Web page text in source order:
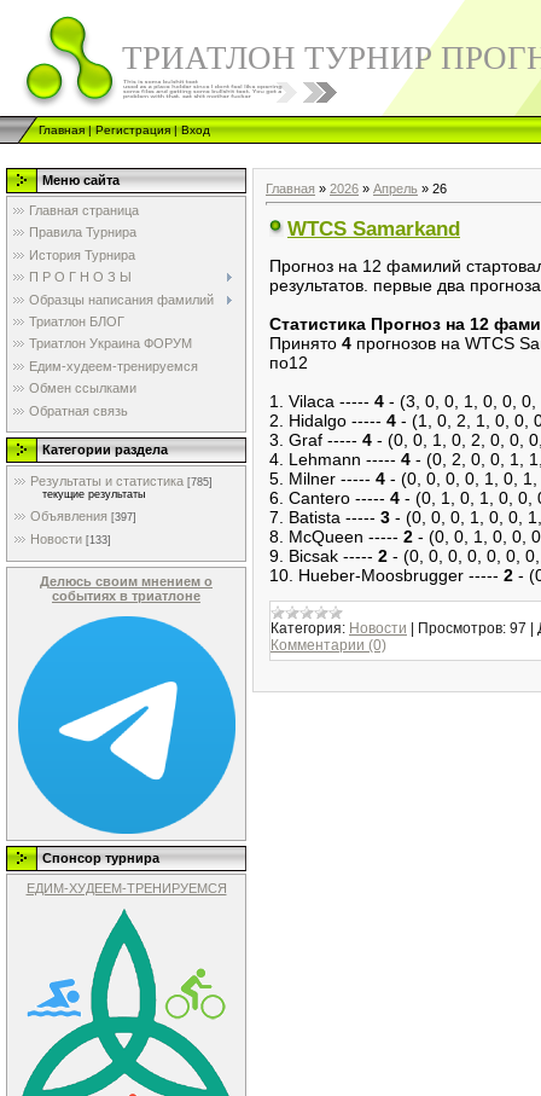
ТРИАТЛОН ТУРНИР
Главная|Регистрация|Вход
Меню сайта
Главная страница
Правила Турнира
История Турнира
П Р О Г Н О З Ы
Образцы написания фамилий
Триатлон БЛОГ
Триатлон Украина ФОРУМ
Едим-худеем-тренируемся
Обмен ссылками
Обратная связь
Категории раздела
Результаты и статистика [785]
текущие результаты
Объявления [397]
Новости [133]
Делюсь своим мнением о
событиях в триатлоне
Спонсор турнира
ЕДИМ-ХУДЕЕМ-ТРЕНИРУЕМСЯ
Главная » 2026 » Апрель » 26
WTCS Samarkand
Прогноз на 12 фамилий
результатов. первые два
Cтатистика Прогноз на 12
Принято 4 прогнозов на WTCS
по12
1. Vilaca ----- 4 - (3, 0, 0, 1, 0, 0,
2. Hidalgo ----- 4 - (1, 0, 2, 1, 0, 0,
3. Graf ----- 4 - (0, 0, 1, 0, 2, 0, 0,
4. Lehmann ----- 4 - (0, 2, 0, 0, 1,
5. Milner ----- 4 - (0, 0, 0, 0, 1, 0,
6. Cantero ----- 4 - (0, 1, 0, 1, 0, 0,
7. Batista ----- 3 - (0, 0, 0, 1, 0, 0,
8. McQueen ----- 2 - (0, 0, 1, 0, 0,
9. Bicsak ----- 2 - (0, 0, 0, 0, 0, 0,
10. Hueber-Moosbrugger ----- 2 -
Категория: Новости Просмотров: 97
Комментарии (0)